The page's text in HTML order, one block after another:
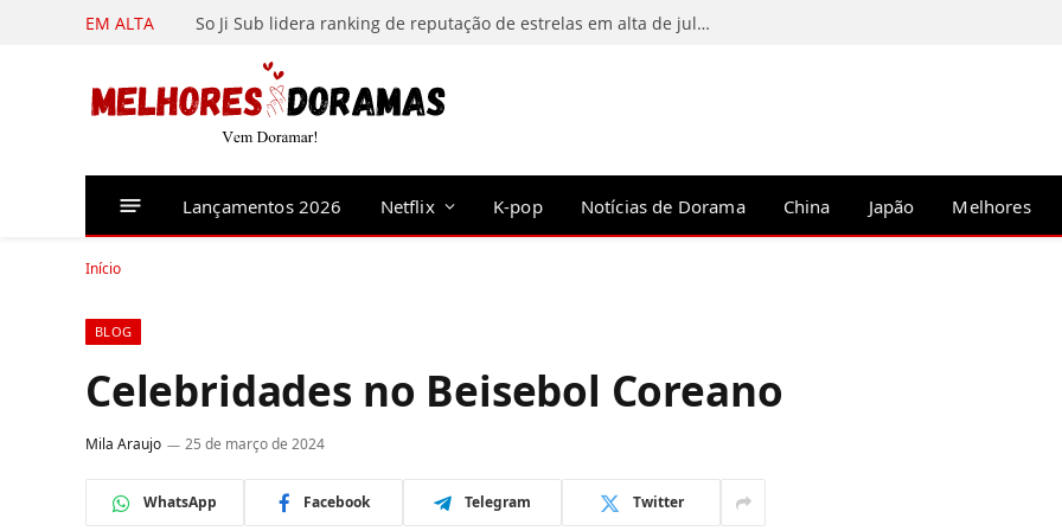
EM ALTA So Ji Sub lidera ranking de reputação de estrelas em alta de julho 2026
Lançamentos 2026 Netflix K-pop Notícias de Dorama China Japão Melhores
Início
BLOG
Celebridades no Beisebol Coreano
Mila Araujo 25 de março de 2024
WhatsApp Facebook Telegram Twitter